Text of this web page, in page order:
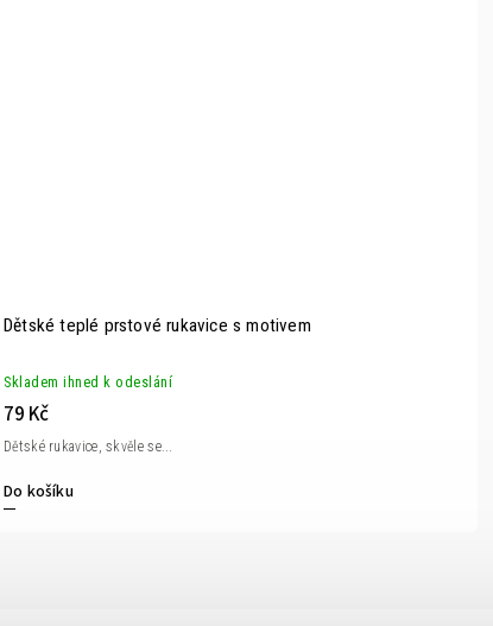
Dětské teplé prstové rukavice s motivem
Skladem ihned k odeslání
79 Kč
Do košíku
Dětské rukavice, skvěle se...